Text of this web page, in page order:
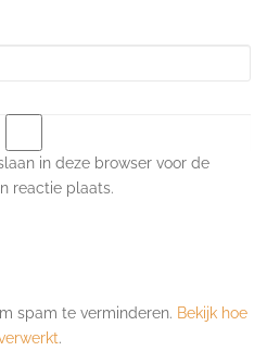
in deze browser voor de
reactie plaats.
spam te verminderen. Bekijk hoe
.